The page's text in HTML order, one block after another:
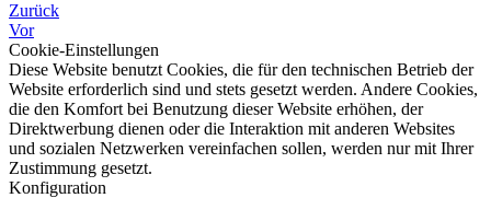
Zurück
Vor
Cookie-Einstellungen
Diese Website benutzt Cookies, die für den technischen Betrieb der
Website erforderlich sind und stets gesetzt werden. Andere Cookies,
die den Komfort bei Benutzung dieser Website erhöhen, der
Direktwerbung dienen oder die Interaktion mit anderen Websites
und sozialen Netzwerken vereinfachen sollen, werden nur mit Ihrer
Zustimmung gesetzt.
Konfiguration